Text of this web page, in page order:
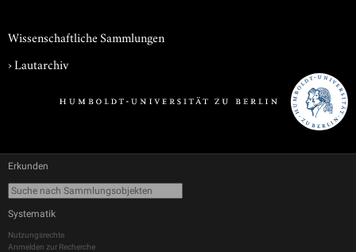
Wissenschaftliche Sammlungen
›Lautarchiv
Erkunden
Systematik
Nutzungsrechte
Anmelden zur Recherche